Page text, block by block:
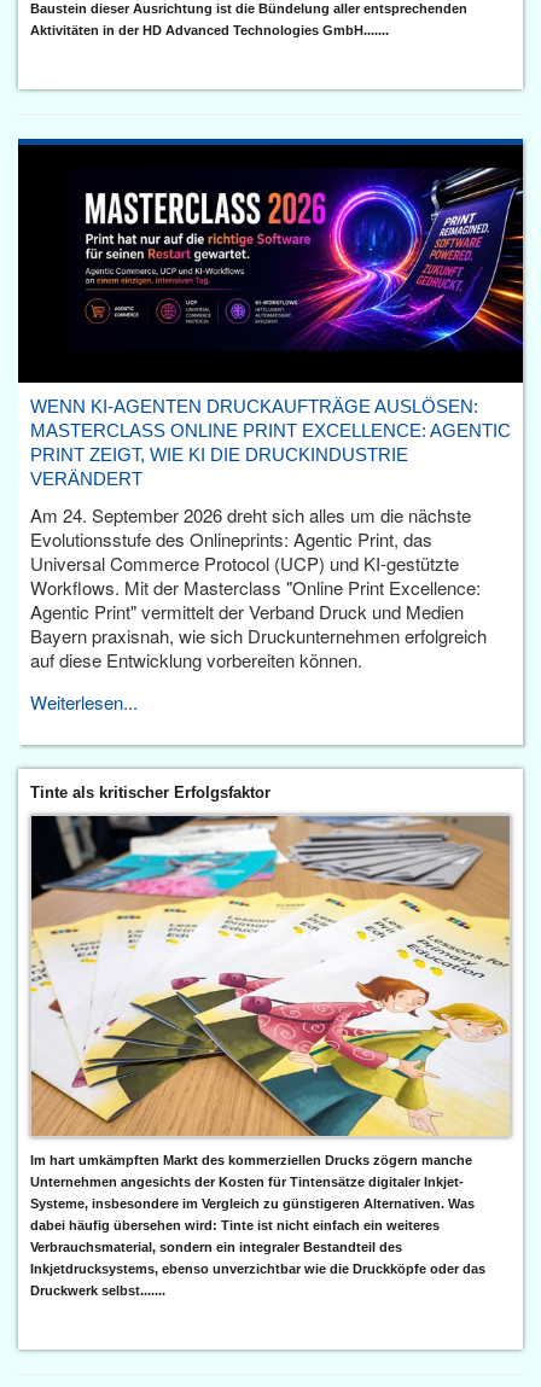
Baustein dieser Ausrichtung ist die Bündelung aller entsprechenden
Aktivitäten in der HD Advanced Technologies GmbH.......
WENN KI-AGENTEN DRUCKAUFTRÄGE AUSLÖSEN:
MASTERCLASS ONLINE PRINT EXCELLENCE: AGENTIC
PRINT ZEIGT, WIE KI DIE DRUCKINDUSTRIE
VERÄNDERT
Am 24. September 2026 dreht sich alles um die nächste
Evolutionsstufe des Onlineprints: Agentic Print, das
Universal Commerce Protocol (UCP) und KI-gestützte
Workflows. Mit der Masterclass "Online Print Excellence:
Agentic Print" vermittelt der Verband Druck und Medien
Bayern praxisnah, wie sich Druckunternehmen erfolgreich
auf diese Entwicklung vorbereiten können.
Weiterlesen...
Tinte als kritischer Erfolgsfaktor
Im hart umkämpften Markt des kommerziellen Drucks zögern manche
Unternehmen angesichts der Kosten für Tintensätze digitaler Inkjet-
Systeme, insbesondere im Vergleich zu günstigeren Alternativen. Was
dabei häufig übersehen wird: Tinte ist nicht einfach ein weiteres
Verbrauchsmaterial, sondern ein integraler Bestandteil des
Inkjetdrucksystems, ebenso unverzichtbar wie die Druckköpfe oder das
Druckwerk selbst.......